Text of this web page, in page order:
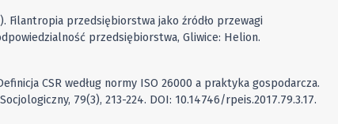
Filantropia przedsiębiorstwa jako źródło przewagi
przedsiębiorstwa, Gliwice: Helion.
CSR według normy ISO 26000 a praktyka gospodarcza.
79(3), 213-224. DOI: 10.14746/rpeis.2017.79.3.17.